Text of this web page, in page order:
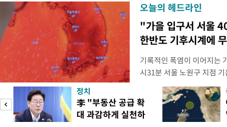
오늘의 헤드라인
"가을 입구서 서울
한반도 기후시계에
기록적인 폭염이 이어지는
시31분 서울 노원구 지점
어선 것으로 관측됐다. 지
이상의 기온이 관측된 이후
동기상관측장비(AWS) 기
(ASOS)을 기준으로 하는
정치
李 "부동산 공급 확
대 과감하게 실천하